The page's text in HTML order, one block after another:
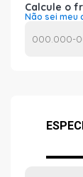
Calcule o
Não sei meu